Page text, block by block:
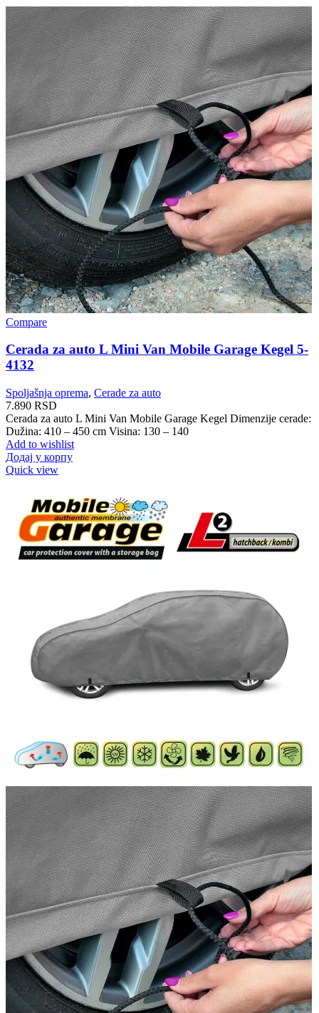
Compare
Cerada za auto L Mini Van Mobile Garage Kegel 5-
4132
Spoljašnja oprema, Cerade za auto
7.890 RSD
Cerada za auto L Mini Van Mobile Garage Kegel Dimenzije cerade:
Dužina: 410 – 450 cm Visina: 130 – 140
Add to wishlist
Додај у корпу
Quick view